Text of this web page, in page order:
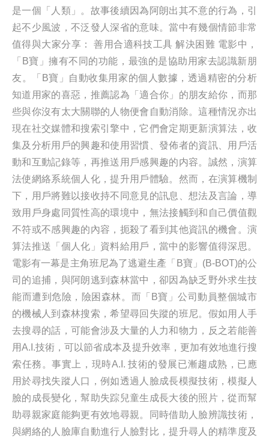
是一個「人類」。故事後續因為阿朗出其不意的行為，引
起不少風波，不泛發人深省的意味。當中有幾個情節非常
值得與大家分享： 善用合適科技工具 解決困難 電影中，
「B寶」擁有不同的功能，最強的是協助用家去認識新朋
友。「B寶」自動收集用家的個人數據，透過精密的分析
知道用家的喜惡，推薦認為「適合你」的朋友給你，而那
些與你沒有太大關聯的人物便會自動消除。這種情況亦出
現在社交媒體和搜索引擎中，它們會定期更新演算法，收
集及分析用戶的興趣和使用習慣、發佈者的資訊、用戶活
動和互動記錄等，再推送用戶感興趣的内容。誠然，演算
法使網絡系統個人化，提升用戶體驗。然而，在演算機制
下，用戶將難以接收持不同意見的訊息、想法及言論，導
致用戶身處同質性高的環境中，無法接觸到和自己價值觀
不符或不感興趣的內容，扼殺了看到其他資訊的機會。演
算法推送「個人化」資料給用戶，當中的影響值得深思。
電影有一幕是主角班尼為了逃避生產「B寶」(B-BOT)的公
司的追捕，與阿朗逃到森林當中，卻因為缺乏野外求生技
能而遭到危險，險困森林。而「B寶」公司動員整個城市
的機械人到森林搜索，希望尋回失蹤的班尼。假如用人手
去搜尋的話，可能會涉及大量的人力和物力，反之若能善
用A.I.技術，可以節省成本及提升效率，更加有效地進行搜
索任務。事實上，現時A.I. 技術的發展已漸趨成熟，已應
用於尋找失蹤人口，例如透過人臉成長模擬技術，模擬人
臉的成長變化，幫助失踪兒童生成長大後的照片，從而幫
助尋親家庭能夠更有效地尋親。同時借助人臉辨識技術，
與網絡的人臉庫自動進行人臉對比，提升尋人的精準度及